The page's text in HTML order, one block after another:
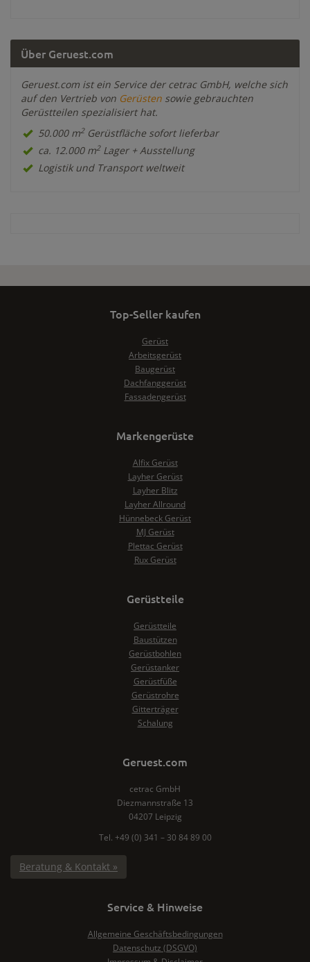
Über Geruest.com
Geruest.com ist ein Service der cetrac GmbH, welche sich
auf den Vertrieb von Gerüsten sowie gebrauchten
Gerüstteilen spezialisiert hat.
50.000 m2Gerüstfläche sofort lieferbar
ca. 12.000 m2Lager + Ausstellung
Logistik und Transport weltweit
Top-Seller kaufen
Gerüst
Arbeitsgerüst
Baugerüst
Dachfanggerüst
Fassadengerüst
Markengerüste
Alfix Gerüst
Layher Gerüst
Layher Blitz
Layher Allround
Hünnebeck Gerüst
MJ Gerüst
Plettac Gerüst
Rux Gerüst
Gerüstteile
Gerüstteile
Baustützen
Gerüstbohlen
Gerüstanker
Gerüstfüße
Gerüstrohre
Gitterträger
Schalung
Geruest.com
cetrac GmbH
Diezmannstraße 13
04207 Leipzig
Tel. +49 (0) 341 – 30 84 89 00
Beratung & Kontakt »
Service & Hinweise
Allgemeine Geschäftsbedingungen
Datenschutz (DSGVO)